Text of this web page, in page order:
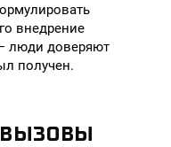
внедрение
люди доверяют
получен.